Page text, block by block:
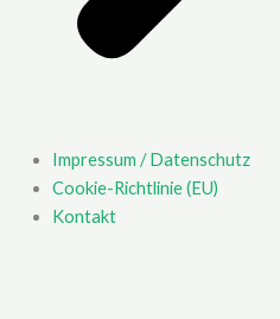
Impressum / Datenschutz
Cookie-Richtlinie (EU)
Kontakt